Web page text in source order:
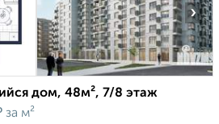
›
дом, 48м², 7/8 этаж
за м²